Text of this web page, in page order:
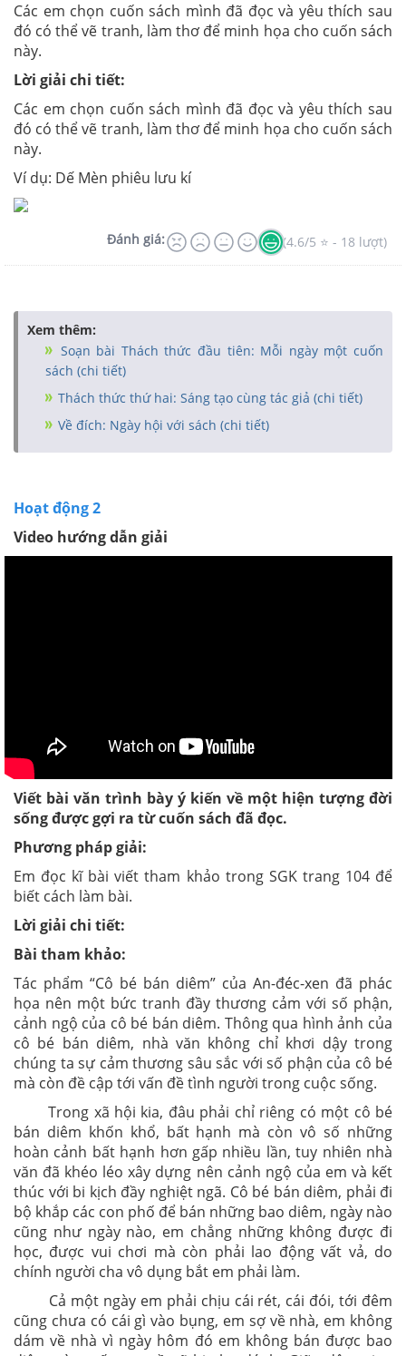
Các em chọn cuốn sách mình đã đọc và yêu thích sau
đó có thể vẽ tranh, làm thơ để minh họa cho cuốn sách
này.
Lời giải chi tiết:
Các em chọn cuốn sách mình đã đọc và yêu thích sau
đó có thể vẽ tranh, làm thơ để minh họa cho cuốn sách
này.
Ví dụ: Dế Mèn phiêu lưu kí
Đánh giá: (4.6/5 ⭐ - 18 lượt)
Xem thêm:
Soạn bài Thách thức đầu tiên: Mỗi ngày một cuốn
sách (chi tiết)
Thách thức thứ hai: Sáng tạo cùng tác giả (chi tiết)
Về đích: Ngày hội với sách (chi tiết)
Hoạt động 2
Video hướng dẫn giải
Viết bài văn trình bày ý kiến về một hiện tượng đời
sống được gợi ra từ cuốn sách đã đọc.
Phương pháp giải:
Em đọc kĩ bài viết tham khảo trong SGK trang 104 để
biết cách làm bài.
Lời giải chi tiết:
Bài tham khảo:
Tác phẩm “Cô bé bán diêm” của An-đéc-xen đã phác
họa nên một bức tranh đầy thương cảm với số phận,
cảnh ngộ của cô bé bán diêm. Thông qua hình ảnh của
cô bé bán diêm, nhà văn không chỉ khơi dậy trong
chúng ta sự cảm thương sâu sắc với số phận của cô bé
mà còn đề cập tới vấn đề tình người trong cuộc sống.
Trong xã hội kia, đâu phải chỉ riêng có một cô bé
bán diêm khốn khổ, bất hạnh mà còn vô số những
hoàn cảnh bất hạnh hơn gấp nhiều lần, tuy nhiên nhà
văn đã khéo léo xây dựng nên cảnh ngộ của em và kết
thúc với bi kịch đầy nghiệt ngã. Cô bé bán diêm, phải đi
bộ khắp các con phố để bán những bao diêm, ngày nào
cũng như ngày nào, em chẳng những không được đi
học, được vui chơi mà còn phải lao động vất vả, do
chính người cha vô dụng bắt em phải làm.
Cả một ngày em phải chịu cái rét, cái đói, tới đêm
cũng chưa có cái gì vào bụng, em sợ về nhà, em không
dám về nhà vì ngày hôm đó em không bán được bao